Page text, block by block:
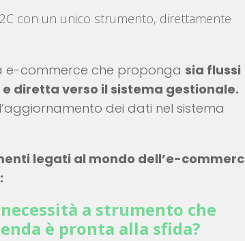
con un unico strumento, direttamente
commerce che proponga sia flussi
diretta verso il sistema gestionale.
dei dati nel sistema
legati al mondo dell’e-
a strumento che
è pronta alla sfida?